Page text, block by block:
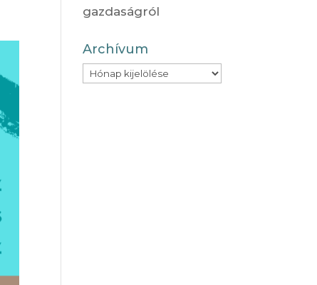
gazdaságról
Archívum
Archívum